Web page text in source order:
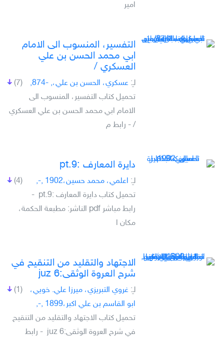
امير
التفسير، المنسوب الى الامام
ابي محمد الحسن بن علي
العسكري /‏
(7) لـِ: ‏عسكري، الحسن بن علي،‏, -874,
تحميل كتاب التفسير، المنسوب الى
الامام ابي محمد الحسن بن علي العسكري
/‏ - رابط م
دايرة المعارف :‎ pt.9
(4) لـِ: اعلمي، محمد حسين،‎, 1902-,
تحميل كتاب دايرة المعارف :‎ pt.9 -
رابط مباشر pdf الناشر: مطبعة الحكمة،
مكان ا
الاجتهاد والتقليد من التنقيح في
شرح العروة الوثقى:‎ juz 6
(1) لـِ: غروي التبريزي، ميرزا علي. خويي،
ابو القاسم بن علي اكبر،‎, 1899-,
تحميل كتاب الاجتهاد والتقليد من التنقيح
في شرح العروة الوثقى:‎ juz 6 - رابط